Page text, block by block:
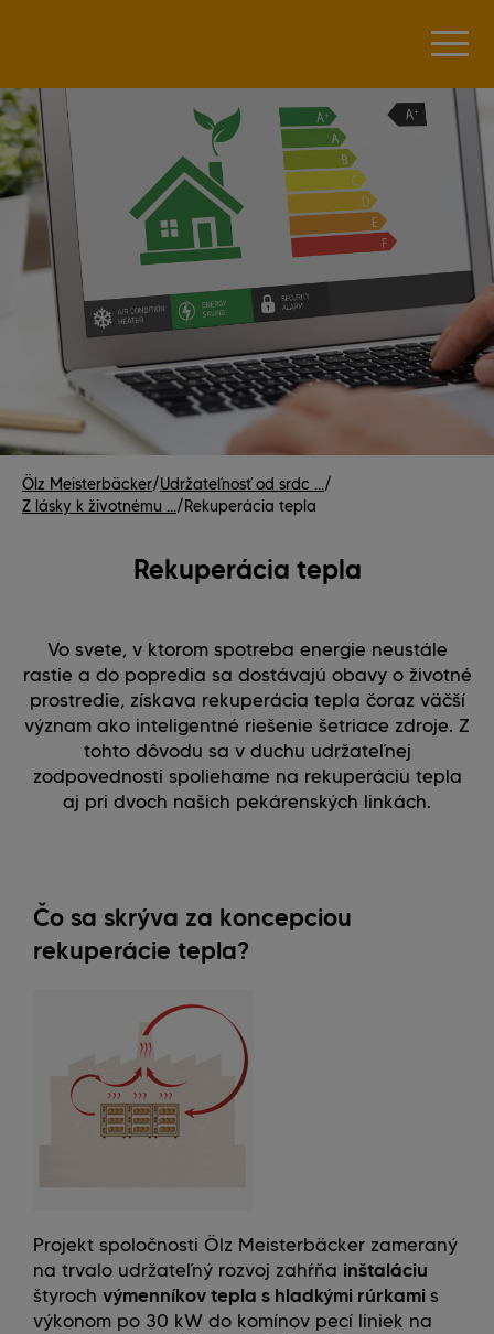
Ölz Meisterbäcker/Udržateľnosť od srdc .../
Z lásky k životnému .../Rekuperácia tepla
Rekuperácia tepla
Vo svete, v ktorom spotreba energie neustále
rastie a do popredia sa dostávajú obavy o životné
prostredie, získava rekuperácia tepla čoraz väčší
význam ako inteligentné riešenie šetriace zdroje. Z
tohto dôvodu sa v duchu udržateľnej
zodpovednosti spoliehame na rekuperáciu tepla
aj pri dvoch našich pekárenských linkách.
Čo sa skrýva za koncepciou
rekuperácie tepla?
Projekt spoločnosti Ölz Meisterbäcker zameraný
na trvalo udržateľný rozvoj zahŕňa inštaláciu
štyroch výmenníkov tepla s hladkými rúrkami s
výkonom po 30 kW do komínov pecí liniek na